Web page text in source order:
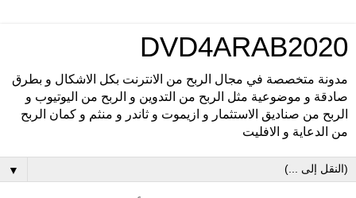
DVD4ARAB2020
مدونة متخصصة في مجال الربح من الانترنت بكل الاشكال و بطرق
صادقة و موضوعية مثل الربح من التدوين و الربح من اليوتيوب و
الربح من صناديق الاستثمار و ازيموت و ثاندر و منثم و كمان الربح
من الدعاية و الافليت
▼